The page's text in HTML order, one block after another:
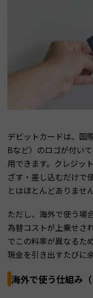
デビットカードは、国
Bなど）のロゴが付い
用できます。クレジッ
ざす・差し込むだけで
とはほとんどありません
ただし、海外で使う場
為替コストが上乗せさ
でこの料率が異なるた
現金を引き出すたびに
海外で使う仕組み